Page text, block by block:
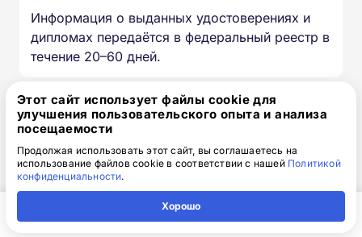
Информация о выданных удостоверениях и
дипломах передаётся в федеральный реестр в
течение 20–60 дней.
Вы получаете оригиналы
документов
6
Скан-копии направляем на почту в день
окончания курса, оригиналы доставляем
Почтой России бесплатно.
Этот сайт использует файлы cookie для
улучшения пользовательского опыта и анализа
посещаемости
Продолжая использовать этот сайт, вы соглашаетесь на
использование файлов cookie в соответствии с нашей Политикой
конфиденциальности.
Хорошо